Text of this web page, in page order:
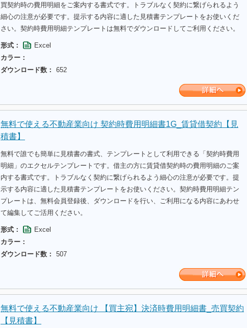
買契約時の費用明細をご案内する書式です。トラブルなく契約に繋げられるよう
細心の注意が必要です。提示する内容に適した見積書テンプレートをお使いくだ
さい。契約時費用明細テンプレートは無料でダウンロードしてご利用ください。
形式：
Excel
カラー：
ダウンロード数：
652
無料で使える不動産業向け 契約時費用明細書1G_賃貸借契約【見
積書】
無料で誰でも簡単に見積書の書式、テンプレートとして利用できる「契約時費用
明細」のエクセルテンプレートです。借主の方に賃貸借契約時の費用明細のご案
内する書式です。トラブルなく契約に繋げられるよう細心の注意が必要です。提
示する内容に適した見積書テンプレートをお使いください。契約時費用明細テン
プレートは、無料会員登録後、ダウンロードを行い、ご利用になる内容にあわせ
て編集してご活用ください。
形式：
Excel
カラー：
ダウンロード数：
507
無料で使える不動産業向け 【買主宛】決済時費用明細書_売買契約
【見積書】